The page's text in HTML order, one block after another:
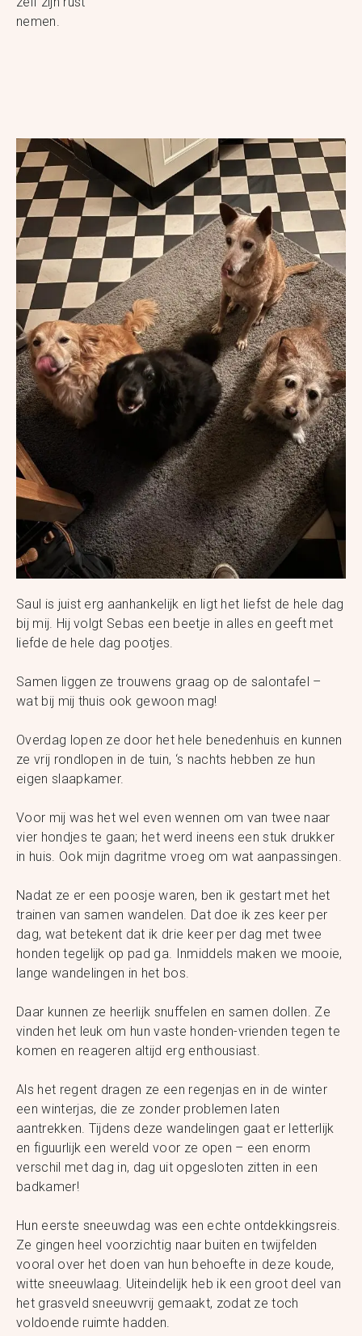
nemen.
Saul is juist erg aanhankelijk en ligt het liefst de hele dag
bij mij. Hij volgt Sebas een beetje in alles en geeft met
liefde de hele dag pootjes.
Samen liggen ze trouwens graag op de salontafel –
wat bij mij thuis ook gewoon mag!
Overdag lopen ze door het hele benedenhuis en kunnen
ze vrij rondlopen in de tuin, ‘s nachts hebben ze hun
eigen slaapkamer.
Voor mij was het wel even wennen om van twee naar
vier hondjes te gaan; het werd ineens een stuk drukker
in huis. Ook mijn dagritme vroeg om wat aanpassingen.
Nadat ze er een poosje waren, ben ik gestart met het
trainen van samen wandelen. Dat doe ik zes keer per
dag, wat betekent dat ik drie keer per dag met twee
honden tegelijk op pad ga. Inmiddels maken we mooie,
lange wandelingen in het bos.
Daar kunnen ze heerlijk snuffelen en samen dollen. Ze
vinden het leuk om hun vaste honden-vrienden tegen te
komen en reageren altijd erg enthousiast.
Als het regent dragen ze een regenjas en in de winter
een winterjas, die ze zonder problemen laten
aantrekken. Tijdens deze wandelingen gaat er letterlijk
en figuurlijk een wereld voor ze open – een enorm
verschil met dag in, dag uit opgesloten zitten in een
badkamer!
Hun eerste sneeuwdag was een echte ontdekkingsreis.
Ze gingen heel voorzichtig naar buiten en twijfelden
vooral over het doen van hun behoefte in deze koude,
witte sneeuwlaag. Uiteindelijk heb ik een groot deel van
het grasveld sneeuwvrij gemaakt, zodat ze toch
voldoende ruimte hadden.